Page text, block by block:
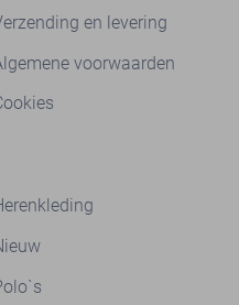
en levering
voorwaarden